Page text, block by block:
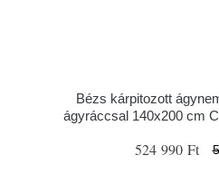
Bézs kárpitozott
ágyráccsal 140x200 cm
524 990 Ft